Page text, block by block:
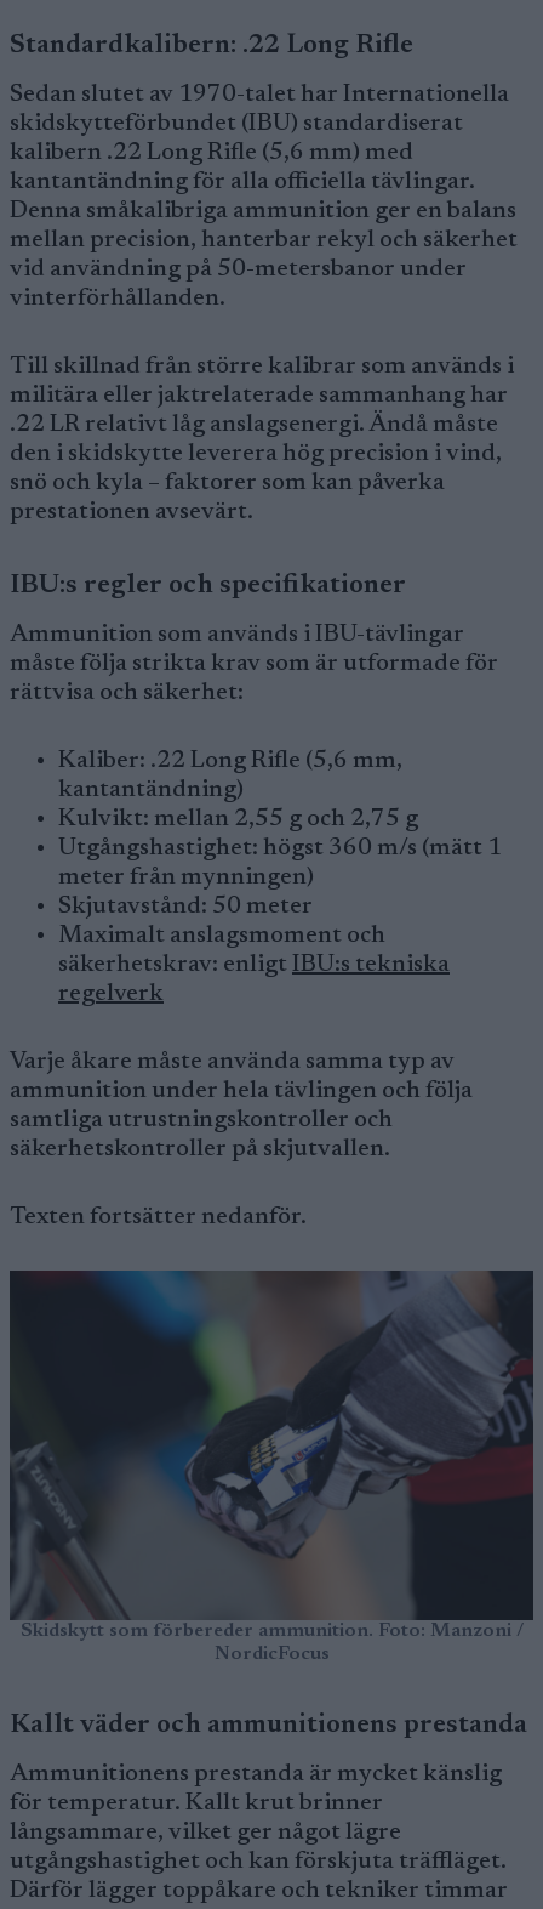
Standardkalibern: .22 Long Rifle
Sedan slutet av 1970-talet har Internationella
skidskytteförbundet (IBU) standardiserat
kalibern .22 Long Rifle (5,6 mm) med
kantantändning för alla officiella tävlingar.
Denna småkalibriga ammunition ger en balans
mellan precision, hanterbar rekyl och säkerhet
vid användning på 50-metersbanor under
vinterförhållanden.
Till skillnad från större kalibrar som används i
militära eller jaktrelaterade sammanhang har
.22 LR relativt låg anslagsenergi. Ändå måste
den i skidskytte leverera hög precision i vind,
snö och kyla – faktorer som kan påverka
prestationen avsevärt.
IBU:s regler och specifikationer
Ammunition som används i IBU-tävlingar
måste följa strikta krav som är utformade för
rättvisa och säkerhet:
Kaliber: .22 Long Rifle (5,6 mm,
kantantändning)
Kulvikt: mellan 2,55 g och 2,75 g
Utgångshastighet: högst 360 m/s (mätt 1
meter från mynningen)
Skjutavstånd: 50 meter
Maximalt anslagsmoment och
säkerhetskrav: enligt IBU:s tekniska
regelverk
Varje åkare måste använda samma typ av
ammunition under hela tävlingen och följa
samtliga utrustningskontroller och
säkerhetskontroller på skjutvallen.
Texten fortsätter nedanför.
Skidskytt som förbereder ammunition. Foto: Manzoni /
NordicFocus
Kallt väder och ammunitionens prestanda
Ammunitionens prestanda är mycket känslig
för temperatur. Kallt krut brinner
långsammare, vilket ger något lägre
utgångshastighet och kan förskjuta träffläget.
Därför lägger toppåkare och tekniker timmar